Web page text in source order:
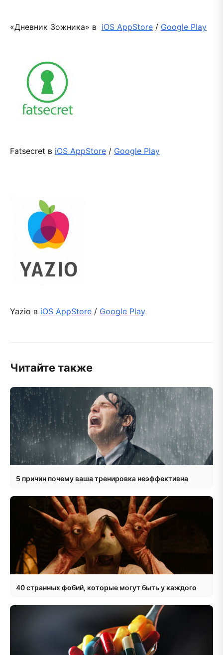
«Дневник Зожника» в iOS AppStore / Google Play
Fatsecret в iOS AppStore / Google Play
Yazio в iOS AppStore / Google Play
Читайте также
5 причин почему ваша тренировка неэффективна
40 странных фобий, которые могут быть у каждого